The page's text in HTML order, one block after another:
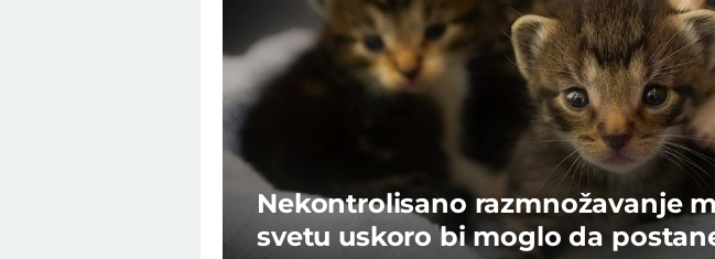
Nekontrolisano razmnožavanje
svetu uskoro bi moglo da